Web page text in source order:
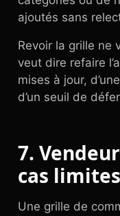
ajoutés sans
Revoir la grille ne
veut dire refaire
mises à jour,
d’un seuil de
7.
cas
Une grille de